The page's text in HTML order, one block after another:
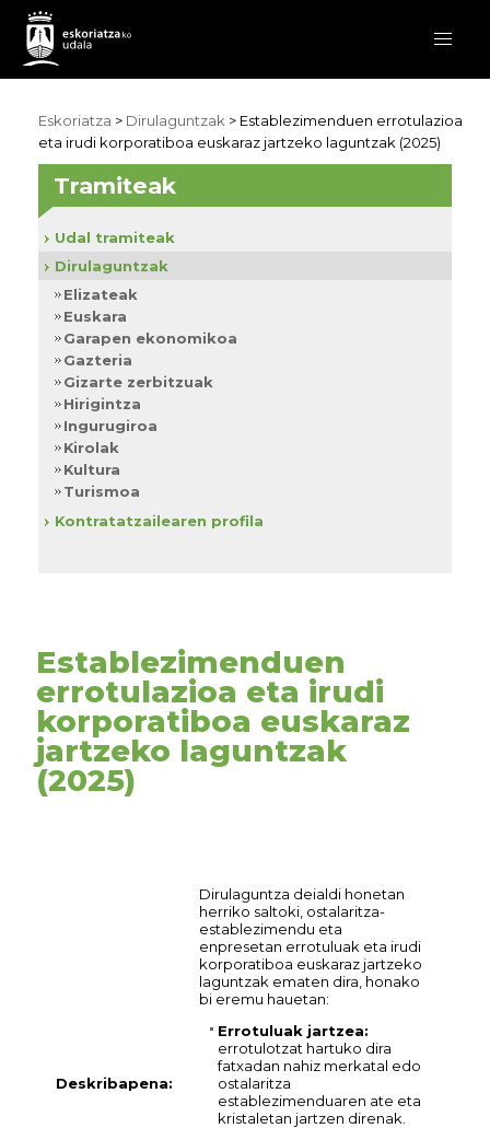
Eskoriatza > Dirulaguntzak > Establezimenduen errotulazioa
eta irudi korporatiboa euskaraz jartzeko laguntzak (2025)
Establezimenduen
errotulazioa eta irudi
korporatiboa euskaraz
jartzeko laguntzak
(2025)
Deskribapena:
Dirulaguntza deialdi honetan
herriko saltoki, ostalaritza-
establezimendu eta
enpresetan errotuluak eta irudi
korporatiboa euskaraz jartzeko
laguntzak ematen dira, honako
bi eremu hauetan:
Errotuluak jartzea:
errotulotzat hartuko dira
fatxadan nahiz merkatal edo
ostalaritza
establezimenduaren ate eta
kristaletan jartzen direnak.
Tramiteak
Udal tramiteak
Dirulaguntzak
Elizateak
Euskara
Garapen ekonomikoa
Gazteria
Gizarte zerbitzuak
Hirigintza
Ingurugiroa
Kirolak
Kultura
Turismoa
Kontratatzailearen profila